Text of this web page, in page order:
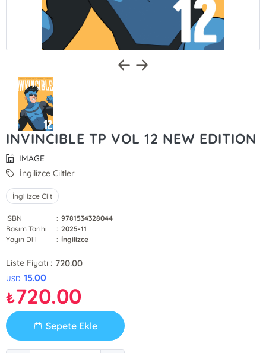
INVINCIBLE TP VOL 12 NEW EDITION
IMAGE
İngilizce Ciltler
İngilizce Cilt
ISBN : 9781534328044
Basım Tarihi
: 2025-11
Yayın Dili
: İngilizce
Liste Fiyatı : 720.00
USD 15.00
₺720.00
Sepete Ekle